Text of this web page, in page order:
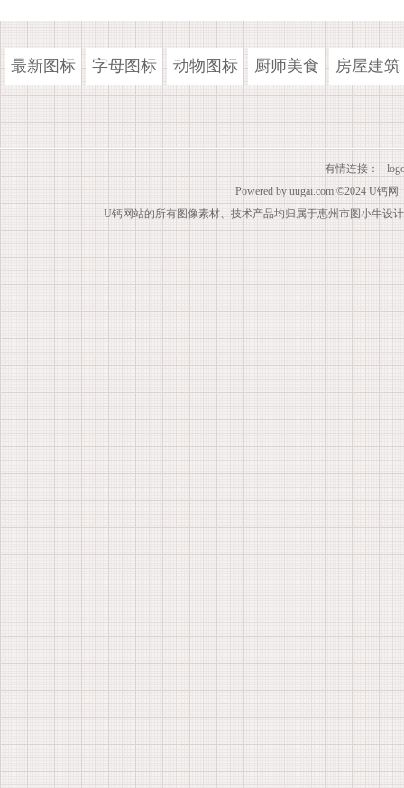
最新图标 字母图标 动物图标 厨师美食 房屋建筑
有情连接：
Powered by uugai.com ©2024 U钙网
U钙网站的所有图像素材、技术产品均归属于惠州市图小牛设